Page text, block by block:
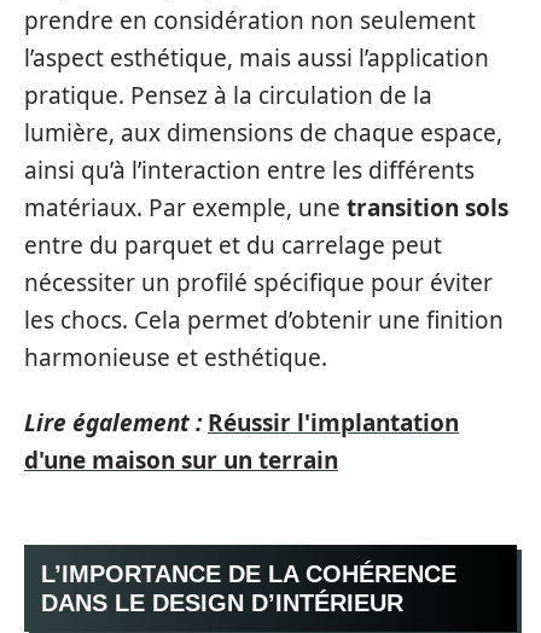
prendre en considération non seulement
l’aspect esthétique, mais aussi l’application
pratique. Pensez à la circulation de la
lumière, aux dimensions de chaque espace,
ainsi qu’à l’interaction entre les différents
matériaux. Par exemple, une transition sols
entre du parquet et du carrelage peut
nécessiter un profilé spécifique pour éviter
les chocs. Cela permet d’obtenir une finition
harmonieuse et esthétique.
Lire également : Réussir l'implantation
d'une maison sur un terrain
L’IMPORTANCE DE LA COHÉRENCE
DANS LE DESIGN D’INTÉRIEUR